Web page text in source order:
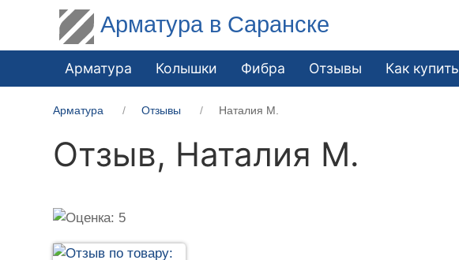
Арматура в Саранске
Арматура Колышки Фибра Отзывы Как купить
Арматура Отзывы Наталия М.
Отзыв, Наталия М.